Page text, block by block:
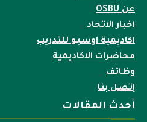
عن OSBU
اخبار الاتحاد
اكاديمية اوسبو للتدريب
محاضرات الاكاديمية
وظائف
إتصل بنا
أحدث المقالات